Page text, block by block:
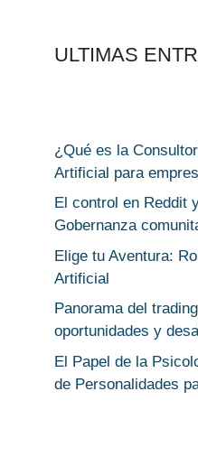
ULTIMAS
¿Qué es la
Artificial para
El control en Reddit
Gobernanza
Elige tu Aventura:
Artificial
Panorama del
oportunidades y
El Papel de la
de Personalidades